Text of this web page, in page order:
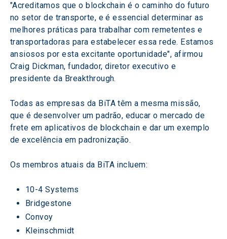
"Acreditamos que o blockchain é o caminho do futuro
no setor de transporte, e é essencial determinar as
melhores práticas para trabalhar com remetentes e
transportadoras para estabelecer essa rede. Estamos
ansiosos por esta excitante oportunidade", afirmou
Craig Dickman, fundador, diretor executivo e
presidente da Breakthrough.
Todas as empresas da BiTA têm a mesma missão,
que é desenvolver um padrão, educar o mercado de
frete em aplicativos de blockchain e dar um exemplo
de excelência em padronização.
Os membros atuais da BiTA incluem:
10-4 Systems
Bridgestone
Convoy
Kleinschmidt